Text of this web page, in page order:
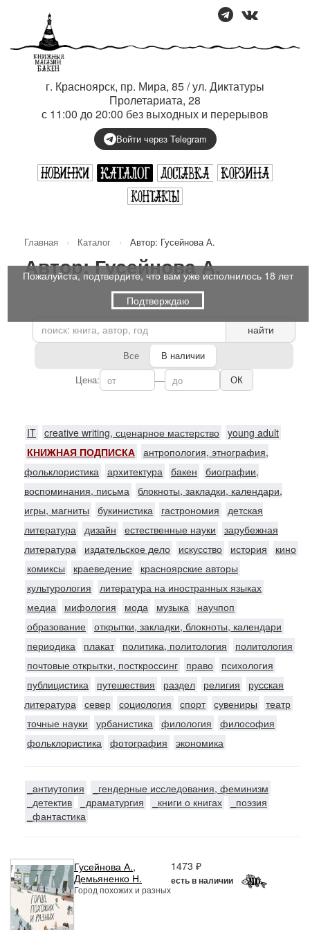
г. Красноярск, пр. Мира, 85 / ул. Диктатуры
Пролетариата, 28
с 11:00 до 20:00 без выходных и перерывов
Войти через Telegram
Главная › Каталог › Автор: Гусейнова А.
Автор: Гусейнова А.
найти
Все
В наличии
Цена:
— ОК
IT creative writing, сценарное мастерство young adult
КНИЖНАЯ ПОДПИСКА антропология, этнография,
фольклористика архитектура бакен
биографии,
воспоминания, письма блокноты, закладки, календари,
игры, магниты
букинистика гастрономия
детская
литература дизайн естественные науки
зарубежная
литература
издательское дело искусство история
кино
комиксы
краеведение
красноярские авторы
культурология
литература на иностранных языках
медиа
мифология мода музыка
научпоп
образование открытки, закладки, блокноты, календари
периодика
плакат политика, политология
политология
почтовые открытки, посткроссинг
право
психология
публицистика
путешествия раздел религия
русская
литература север социология спорт сувениры
театр
точные науки
урбанистика филология
философия
фольклористика фотография экономика
_антиутопия
_гендерные исследования, феминизм
_детектив
_драматургия _книги о книгах
_поэзия
_фантастика
Гусейнова А.,
Демьяненко Н.
Город похожих и разных
1473 ₽
есть в наличии
Пожалуйста, подтвердите, что вам уже исполнилось 18 лет
Подтверждаю